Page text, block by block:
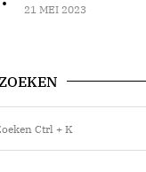
21 MEI 2023